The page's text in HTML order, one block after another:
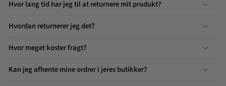
Hvor lang tid har jeg til at returnere mit produkt?
Hvordan returnerer jeg det?
Hvor meget koster fragt?
Kan jeg afhente mine ordrer i jeres butikker?